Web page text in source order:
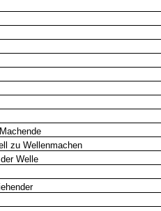
Wellenmachen
Welle